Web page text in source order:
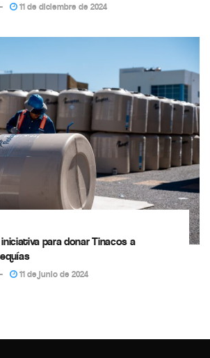
11 de diciembre de 2024
para donar Tinacos a
11 de junio de 2024